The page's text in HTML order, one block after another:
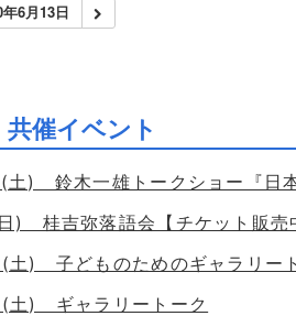
6月13日
共催イベント
) 鈴木一雄トークショー『日本
桂吉弥落語会【チケット販売
) 子どものためのギャラリート
) ギャラリートーク